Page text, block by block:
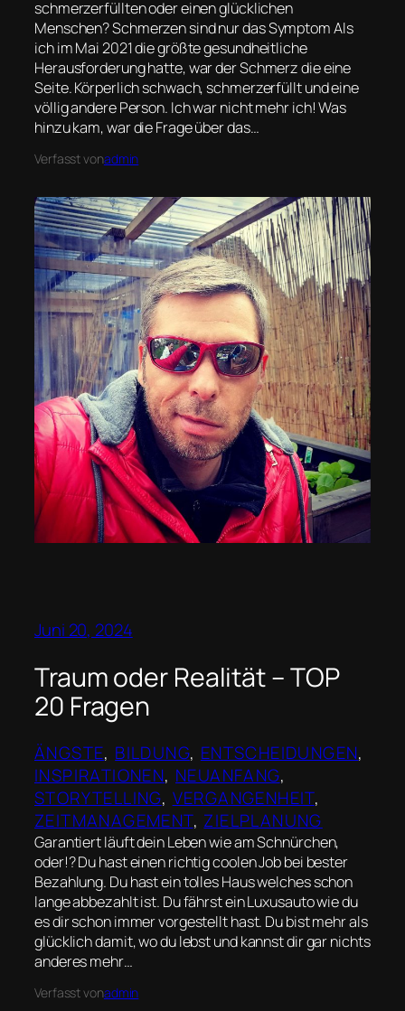
schmerzerfüllten oder einen glücklichen
Menschen? Schmerzen sind nur das Symptom Als
ich im Mai 2021 die größte gesundheitliche
Herausforderung hatte, war der Schmerz die eine
Seite. Körperlich schwach, schmerzerfüllt und eine
völlig andere Person. Ich war nicht mehr ich! Was
hinzu kam, war die Frage über das…
Verfasst vonadmin
Juni 20, 2024
Traum oder Realität – TOP
20 Fragen
ÄNGSTE, BILDUNG, ENTSCHEIDUNGEN
INSPIRATIONEN, NEUANFANG
STORYTELLING, VERGANGENHEIT
ZEITMANAGEMENT, ZIELPLANUNG
Garantiert läuft dein Leben wie am Schnürchen,
oder!? Du hast einen richtig coolen Job bei bester
Bezahlung. Du hast ein tolles Haus welches schon
lange abbezahlt ist. Du fährst ein Luxusauto wie du
es dir schon immer vorgestellt hast. Du bist mehr als
glücklich damit, wo du lebst und kannst dir gar nichts
anderes mehr…
Verfasst vonadmin